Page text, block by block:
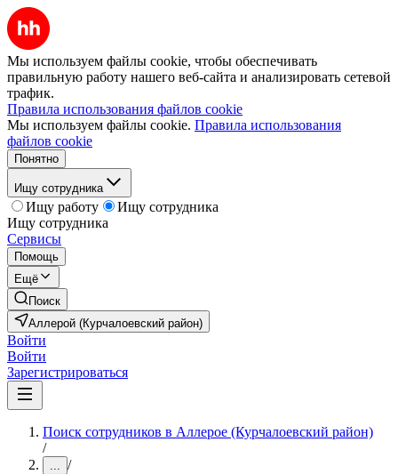
Мы используем файлы cookie, чтобы обеспечивать
правильную работу нашего веб-сайта и анализировать сетевой
трафик.
Правила использования файлов cookie
Мы используем файлы cookie. Правила использования
файлов cookie
Понятно
Ищу сотрудника
Ищу работу
Ищу сотрудника
Ищу сотрудника
Сервисы
Помощь
Ещё
Поиск
Аллерой (Курчалоевский район)
Войти
Войти
Зарегистрироваться
Поиск сотрудников в Аллерое (Курчалоевский район)
/
... /